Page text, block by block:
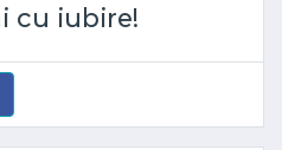
cu iubire!